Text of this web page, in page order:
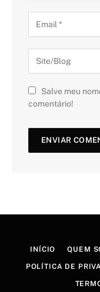
Salve meu
comentário!
INÍCIO QUEM
POLÍTICA DE